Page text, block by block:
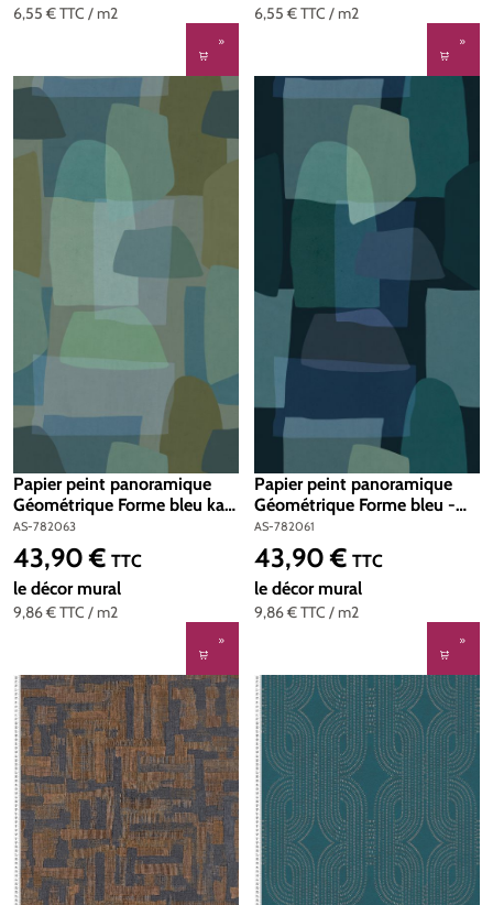
6,55 €TTC / m2 6,55 €TTC / m2
Papier peint panoramique
Géométrique Forme bleu kaki
- Anna D'Andrea d'A.S.
Création | Réf. 782063
AS-782063
9,86 €TTC / m2
Prix régulier :
43,90 € TTC
le décor mural
Papier peint panoramique
Géométrique Forme bleu -
Anna D'Andrea d'A.S.
Création | Réf. 782061
AS-782061
9,86 €TTC / m2
Prix régulier :
43,90 € TTC
le décor mural